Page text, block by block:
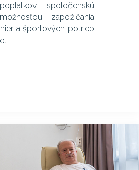
spoločenskú
zapožičania
a športových potrieb